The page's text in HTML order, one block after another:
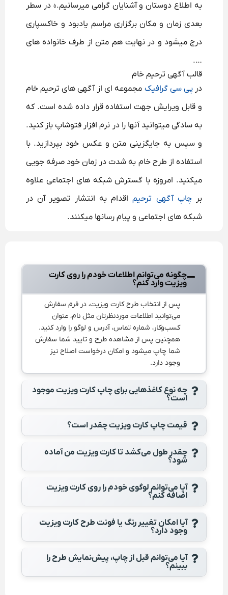
به اطلاع دوستان و آشنایان گرامی میرسانیم.» در سطر
بعدی زمان و مکان برگزاری مراسم یادبود و خاکسپاری
درج میشود و در نهایت هم متن از طرف خانواده های
….
قالب آگهی ترحیم خام
در پی سی گرافیک مجموعه ای از آگهی های ترحیم خام
و قابل ویرایش جهت استفاده قرار داده شده است. که
به سادگی میتوانید آنها را در نرم افزار فتوشاپ باز کنید.
و سپس به جایگزینی متن و عکس خود بپردازید. با
استفاده از طرح خام به شدت در زمان خود صرفه جویی
میکنید. امروزه با گسترش شبکه های اجتماعی علاوه
بر چاپ آگهی ترحیماقدام به انتشار تصویر آن در
شبکه های اجتماعی و پیام رسانها میکنند.
چگونه می‌توانم اطلاعات خودم را روی کارت
ویزیت وارد کنم؟
پس از انتخاب طرح کارت ویزیت، در فرم سفارش
می‌توانید اطلاعات موردنظرتان مثل نام، عنوان
کسب‌وکار، شماره تماس، آدرس و لوگو را وارد کنید.
همچنین پس از مشاهده طرح و تایید شما سفارش
شما چاپ میشود و امکان درخواست اصلاح نیز
وجود دارد.
چه نوع کاغذهایی برای چاپ کارت ویزیت موجود
است؟
قیمت چاپ کارت ویزیت چقدر است؟
چقدر طول می‌کشد تا کارت ویزیت من آماده
شود؟
آیا می‌توانم لوگوی خودم را روی کارت ویزیت
اضافه کنم؟
آیا امکان تغییر رنگ یا فونت طرح کارت ویزیت
وجود دارد؟
آیا می‌توانم قبل از چاپ، پیش‌نمایش طرح را
ببینم؟